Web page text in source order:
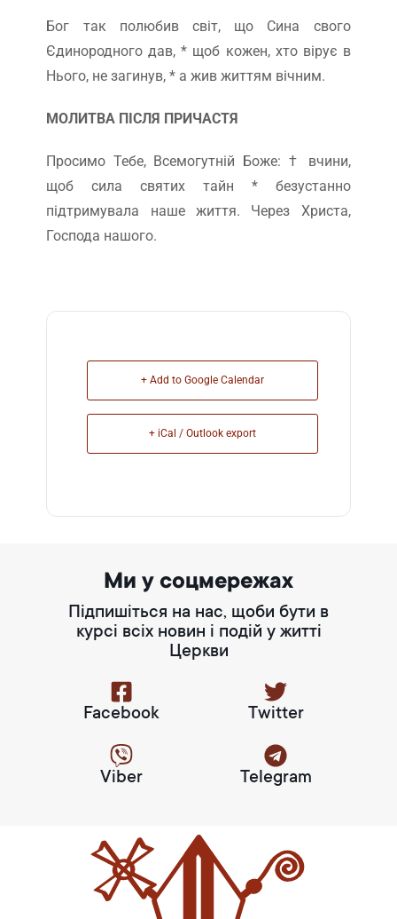
Бог так полюбив світ, що Сина свого
Єдинородного дав, * щоб кожен, хто вірує в
Нього, не загинув, * а жив життям вічним.
МОЛИТВА ПІСЛЯ ПРИЧАСТЯ
Просимо Тебе, Всемогутній Боже: † вчини,
щоб сила святих тайн * безустанно
підтримувала наше життя. Через Христа,
Господа нашого.
+ Add to Google Calendar
+ iCal / Outlook export
Ми у соцмережах
Підпишіться на нас, щоби бути в
курсі всіх новин і подій у житті
Церкви
Facebook Twitter
Viber Telegram